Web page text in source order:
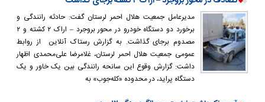
مدیرعامل جمعیت هلال احمر لرستان گفت: حادثه رانندگی و
برخورد دو دستگاه خودرو در محور بروجرد – اراک ۲ کشته و ۲
مصدوم برجای گذاشت. به گزارش رستاک آنلاین از روابط
عمومی جمعیت هلال احمر لرستان، غلامرضا علی‌محمدی اظهار
داشت: گزارش وقوع این سانحه رانندگی بین یک خاور و یک
دستگاه پراید، در محدوده «کله‌جوب» به